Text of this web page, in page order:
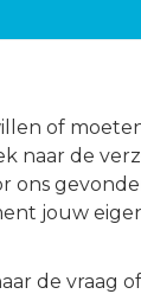
of
naar de
ons
jouw
de vraag